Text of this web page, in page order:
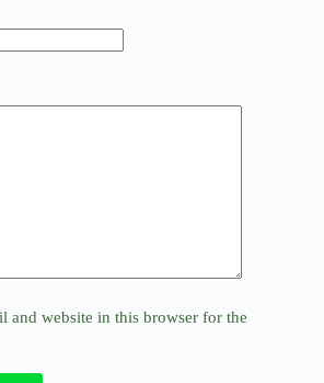
and website in this browser for the